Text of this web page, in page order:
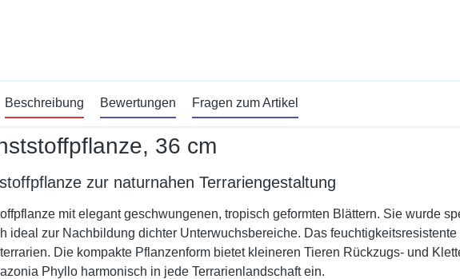
Beschreibung Bewertungen Fragen zum Artikel
36 cm
zur naturnahen Terrariengestaltung
mit elegant geschwungenen, tropisch geformten Blättern. Sie wurde
zur Nachbildung dichter Unterwuchsbereiche. Das
Die kompakte Pflanzenform bietet kleineren Tieren Rückzugs- und
Phyllo harmonisch in jede Terrarienlandschaft ein.